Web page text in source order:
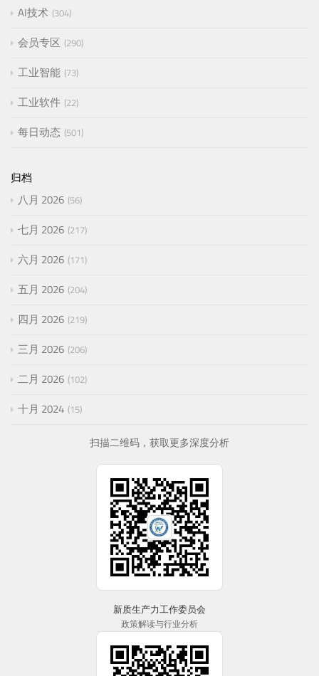
AI技术 304
会员专区 290
工业智能 73
工业软件 22
每日动态 501
归档
八月 2026 56
七月 2026 217
六月 2026 171
五月 2026 204
四月 2026 219
三月 2026 206
二月 2026 102
十月 2024 15
扫描二维码，获取更多深度分析
新质生产力工作委员会
政策解读与行业分析